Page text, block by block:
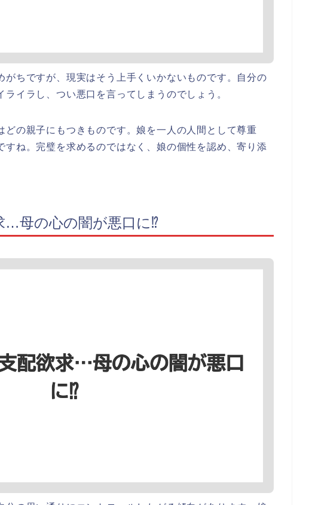
がちですが、現実はそう上手くいかないものです。自分の
イラし、つい悪口を言ってしまうのでしょう。
どの親子にもつきものです。娘を一人の人間として尊重
すね。完璧を求めるのではなく、娘の個性を認め、寄り添
…母の心の闇が悪口に⁉